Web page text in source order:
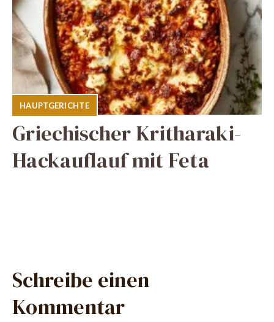
HAUPTGERICHTE
Griechischer Kritharaki-
Hackauflauf mit Feta
Schreibe einen
Kommentar